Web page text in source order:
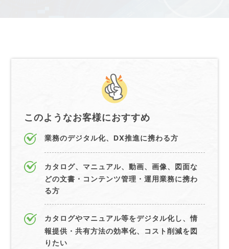
このようなお客様におすすめ
業務のデジタル化、DX推進に携わる方
カタログ、マニュアル、動画、画像、図面な
どの文書・コンテンツ管理・運用業務に携わ
る方
カタログやマニュアル等をデジタル化し、情
報提供・共有方法の効率化、コスト削減を図
りたい